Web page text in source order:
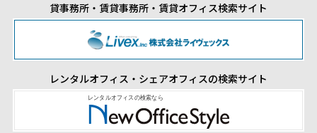
貸事務所・賃貸事務所・賃貸オフィス検索サイト
レンタルオフィス・シェアオフィスの検索サイト